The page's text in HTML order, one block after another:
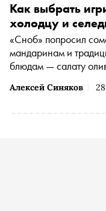
Алексей Синяков
Как выбрать
холодцу и
«Сноб» попросил
мандаринам и
блюдам — салату